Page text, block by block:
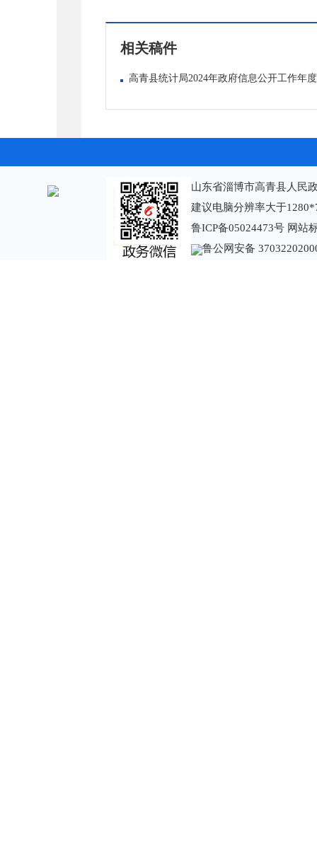
相关稿件
高青县统计局2024年政府信息公开工作年
山东省淄博市高青县人民
建议电脑分辨率大于
鲁ICP备05024473号 网站
鲁公网安备